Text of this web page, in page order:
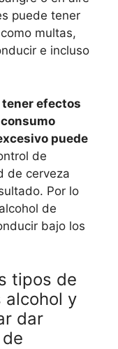
puede tener
multas,
e incluso
tener efectos
puede
de
de cerveza
Por lo
de
bajo los
tipos de
alcohol y
dar